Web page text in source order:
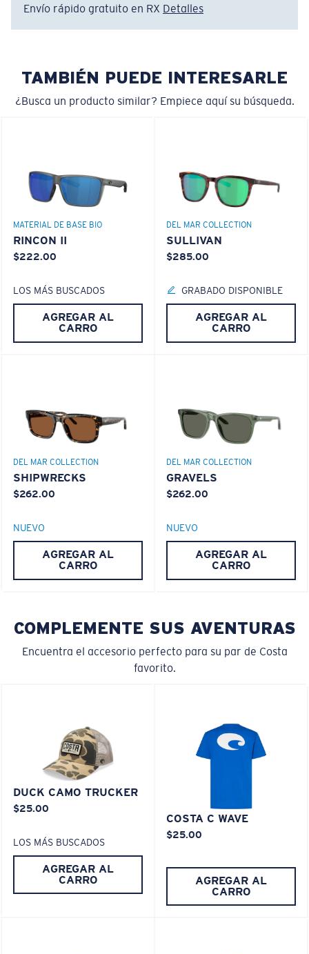
Un frontal de lente amplio diseñado para ajustarse a
rostros de tamaño regular.
Curva base 8 descentradas - Cobertura máxima
Monturas con cobertura y diseño envolvente máximos
que ayudan a reducir la filtración de luz.
Use esta práctica guía para calcular el ajuste que
busca.
¿Se ajusta por completo?
Es posible que necesite una monturapequeñao
mediana.
¿Se ajusta en el centro?
Es posible que necesite una montura
grande.
Absorbe la dañina luz azul de alta energía (HEV)
580® lightwave Policarbonato
®
LENTE DE POLICARBONATO
ENLACE MOLECULAR C-WALL®
Liviano y Resistente a los impactos
El policarbonato son las opciones de material para
lentes más livianas y duraderas
PATENTE DE EE. UU. N.º 7.506.977
Envío rápido gratuito en RX Detalles
TAMBIÉN PUEDE INTERESARLE
¿Busca un producto similar? Empiece aquí su búsqueda.
MATERIAL DE BASE BIO
RINCON II
$222.00
LOS MÁS BUSCADOS
AGREGAR AL
CARRO
DEL MAR COLLECTION
SULLIVAN
$285.00
GRABADO DISPONIBLE
AGREGAR AL
CARRO
DEL MAR COLLECTION
SHIPWRECKS
$262.00
NUEVO
AGREGAR AL
CARRO
DEL MAR COLLECTION
GRAVELS
$262.00
NUEVO
AGREGAR AL
CARRO
COMPLEMENTE SUS AVENTURAS
Encuentra el accesorio perfecto para su par de Costa
favorito.
DUCK CAMO TRUCKER
$25.00
LOS MÁS BUSCADOS
AGREGAR AL
CARRO
COSTA C WAVE
$25.00
AGREGAR AL
CARRO